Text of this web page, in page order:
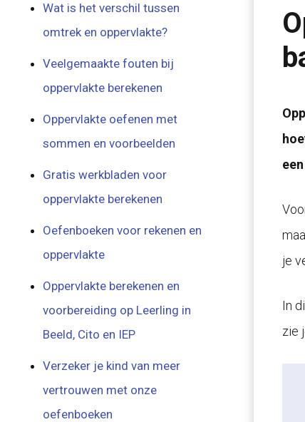
je
In
zie
Wat is het verschil tussen
omtrek en oppervlakte?
Veelgemaakte fouten bij
oppervlakte berekenen
Oppervlakte oefenen met
sommen en voorbeelden
Gratis werkbladen voor
oppervlakte berekenen
Oefenboeken voor rekenen en
oppervlakte
Oppervlakte berekenen en
voorbereiding op Leerling in
Beeld, Cito en IEP
Verzeker je kind van meer
vertrouwen met onze
oefenboeken